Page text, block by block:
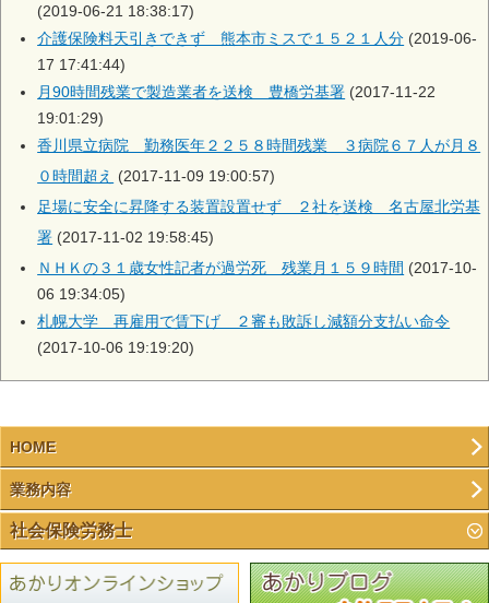
(2019-06-21 18:38:17)
介護保険料天引きできず 熊本市ミスで１５２１人分 (2019-06-
17 17:41:44)
月90時間残業で製造業者を送検 豊橋労基署 (2017-11-22
19:01:29)
香川県立病院 勤務医年２２５８時間残業 ３病院６７人が月８
０時間超え (2017-11-09 19:00:57)
足場に安全に昇降する装置設置せず ２社を送検 名古屋北労基
署 (2017-11-02 19:58:45)
ＮＨＫの３１歳女性記者が過労死 残業月１５９時間 (2017-10-
06 19:34:05)
札幌大学 再雇用で賃下げ ２審も敗訴し減額分支払い命令
(2017-10-06 19:19:20)
HOME
業務内容
社会保険労務士